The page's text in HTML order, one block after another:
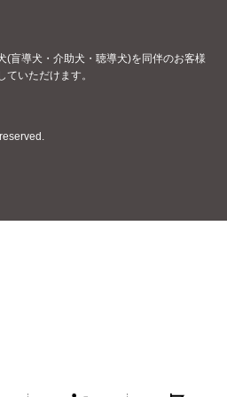
(盲導犬・介助犬・聴導犬)を同伴のお客様
いただけます。